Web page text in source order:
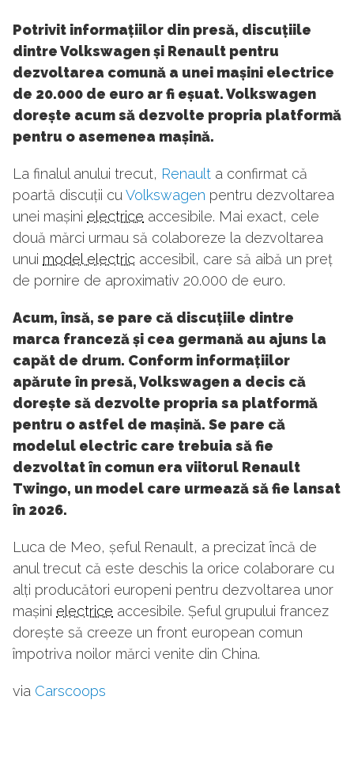
Potrivit informațiilor din presă, discuțiile
dintre Volkswagen și Renault pentru
dezvoltarea comună a unei mașini electrice
de 20.000 de euro ar fi eșuat. Volkswagen
dorește acum să dezvolte propria platformă
pentru o asemenea mașină.
La finalul anului trecut, Renault a confirmat că
poartă discuții cuVolkswagen pentru dezvoltarea
unei mașini electrice accesibile. Mai exact, cele
două mărci urmau să colaboreze la dezvoltarea
unui model electric accesibil, care să aibă un preț
de pornire de aproximativ 20.000 de euro.
Acum, însă, se pare că discuțiile dintre
marca franceză și cea germană au ajuns la
capăt de drum. Conform informațiilor
apărute în presă, Volkswagen a decis că
dorește să dezvolte propria sa platformă
pentru o astfel de mașină. Se pare că
modelul electric care trebuia să fie
dezvoltat în comun era viitorul Renault
Twingo, un model care urmează să fie lansat
în 2026.
Luca de Meo, șeful Renault, a precizat încă de
anul trecut că este deschis la orice colaborare cu
alți producători europeni pentru dezvoltarea unor
mașini electrice accesibile. Șeful grupului francez
dorește să creeze un front european comun
împotriva noilor mărci venite din China.
via Carscoops